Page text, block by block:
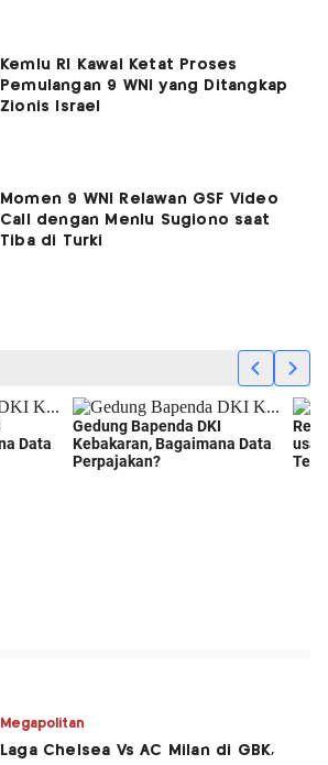
Kemlu RI Kawal Ketat Proses
Pemulangan 9 WNI yang Ditangkap
Zionis Israel
Momen 9 WNI Relawan GSF Video
Call dengan Menlu Sugiono saat
Tiba di Turki
Megapolitan
Laga Chelsea Vs AC Milan di GBK,